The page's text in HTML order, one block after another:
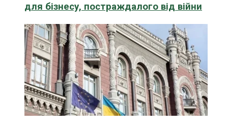
для бізнесу, постраждалого від війни